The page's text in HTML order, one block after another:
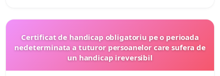
Certificat de handicap obligatoriu pe o perioada
nedeterminata a tuturor persoanelor care sufera de
un handicap ireversibil